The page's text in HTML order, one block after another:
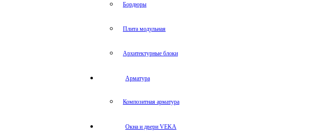
Бордюры
Плита модульная
Архитектурные блоки
Арматура
Композитная арматура
Окна и двери VEKA